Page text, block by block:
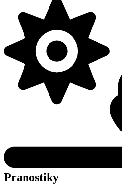
Pranostiky